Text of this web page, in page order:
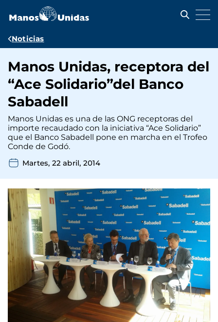
contenido
Ruta
navegación
Noticias
Manos Unidas, receptora del
“Ace Solidario”del Banco
Sabadell
Manos Unidas es una de las ONG receptoras del
importe recaudado con la iniciativa “Ace Solidario”
que el Banco Sabadell pone en marcha en el Trofeo
Conde de Godó.
Martes, 22 abril, 2014